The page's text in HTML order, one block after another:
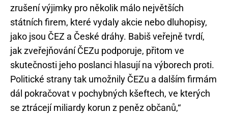
zrušení výjimky pro několik málo největších
státních firem, které vydaly akcie nebo dluhopisy,
jako jsou ČEZ a České dráhy. Babiš veřejně tvrdí,
jak zveřejňování ČEZu podporuje, přitom ve
skutečnosti jeho poslanci hlasují na výborech proti.
Politické strany tak umožnily ČEZu a dalším firmám
dál pokračovat v pochybných kšeftech, ve kterých
se ztrácejí miliardy korun z peněz občanů,“